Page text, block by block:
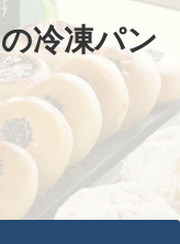
冷凍パン